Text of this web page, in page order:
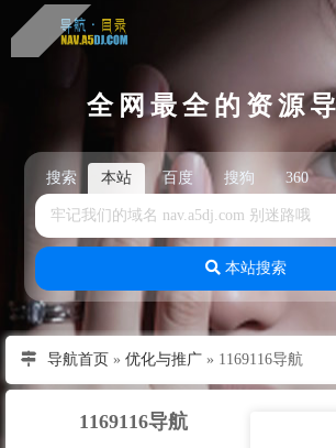
全网最全的资源
搜索 本站 百度 搜狗 360
本站搜索
导航首页 » 优化与推广» 1169116导航
1169116导航